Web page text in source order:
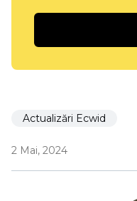
Actualizări Ecwid
2 Mai, 2024